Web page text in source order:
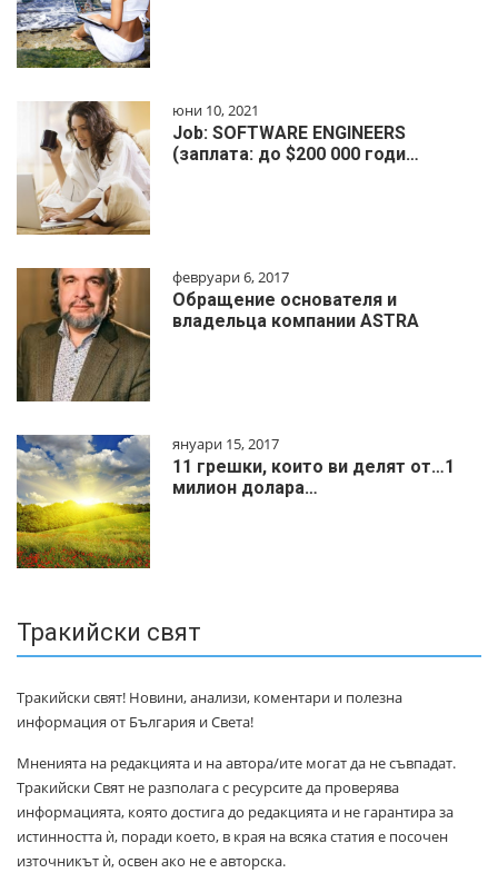
юни 10, 2021
Job: SOFTWARE ENGINEERS
(заплата: до $200 000 годи…
февруари 6, 2017
Обращение основателя и
владельца компании ASTRA
януари 15, 2017
11 грешки, които ви делят от…1
милиoн дoлapa…
Тракийски свят
Тракийски свят! Новини, анализи, коментари и полезна
информация от България и Света!
Мненията на редакцията и на автора/ите могат да не съвпадат.
Тракийски Свят не разполага с ресурсите да проверява
информацията, която достига до редакцията и не гарантира за
истинността ѝ, поради което, в края на всяка статия е посочен
източникът ѝ, освен ако не е авторска.